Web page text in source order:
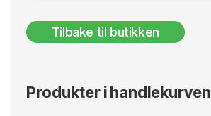
Tilbake til butikken
Produkter i handlekurven